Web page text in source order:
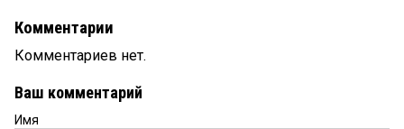
Комментарии
Комментариев нет.
Ваш комментарий
Имя